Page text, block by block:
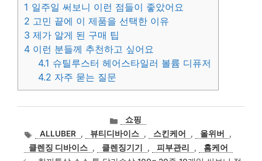
1 일주일 써보니 이런 점들이 좋았어요
2 고민 끝에 이 제품을 선택한 이유
3 제가 알게 된 구매 팁
4 이런 분들께 추천하고 싶어요
4.1 슈틸루스터 헤어스타일러 볼륨 디퓨저
4.2 자주 묻는 질문
카
테
고
리
쇼핑
태
그
ALLUBER , 뷰티디바이스 , 스킨케어 , 올위버
,
클렌징 디바이스 , 클렌징기기 , 피부관리 ,
홈케어